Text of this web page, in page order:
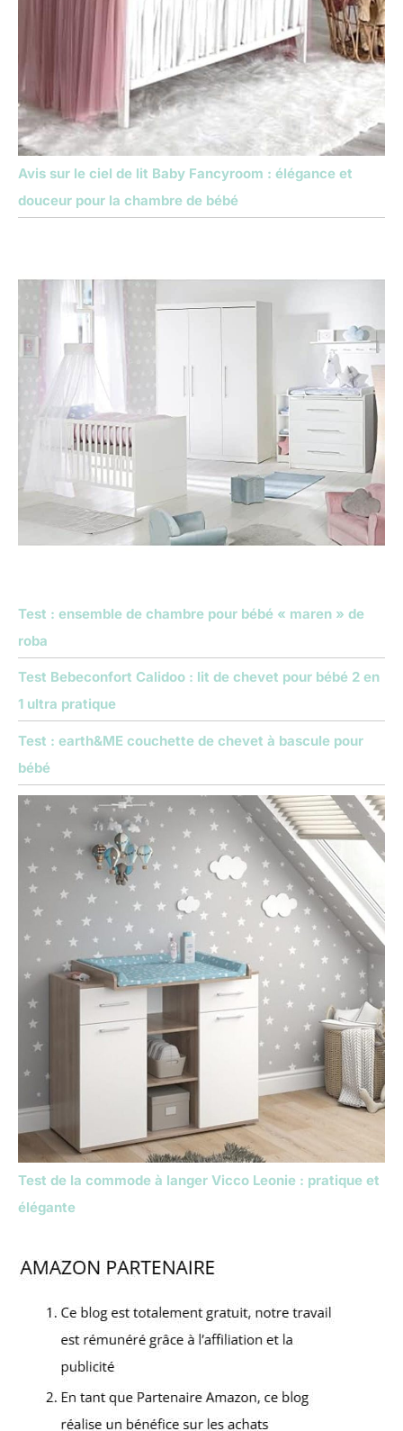
Avis sur le ciel de lit Baby Fancyroom : élégance et
douceur pour la chambre de bébé
Test : ensemble de chambre pour bébé « maren » de
roba
Test Bebeconfort Calidoo : lit de chevet pour bébé 2 en
1 ultra pratique
Test : earth&ME couchette de chevet à bascule pour
bébé
Test de la commode à langer Vicco Leonie : pratique et
élégante